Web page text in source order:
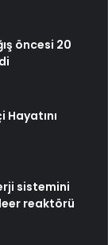
öncesi 20
sistemini
reaktörü